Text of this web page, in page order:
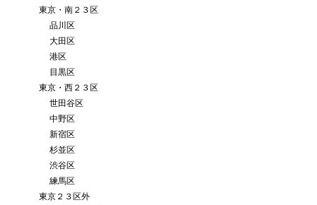
東京・南２３区
品川区
大田区
港区
目黒区
東京・西２３区
世田谷区
中野区
新宿区
杉並区
渋谷区
練馬区
東京２３区外